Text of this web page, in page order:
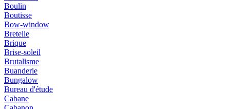
Boulin
Boutisse
Bow-window
Bretelle
Brique
Brise-soleil
Brutalisme
Buanderie
Bungalow
Bureau d'étude
Cabane